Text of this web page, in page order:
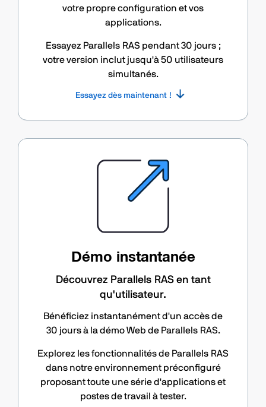
votre propre configuration et vos
applications.
Essayez Parallels RAS pendant 30 jours ;
votre version inclut jusqu'à 50 utilisateurs
simultanés.
Essayez dès maintenant !
Démo instantanée
Découvrez Parallels RAS en tant
qu'utilisateur.
Bénéficiez instantanément d'un accès de
30 jours à la démo Web de Parallels RAS.
Explorez les fonctionnalités de Parallels RAS
dans notre environnement préconfiguré
proposant toute une série d'applications et
postes de travail à tester.